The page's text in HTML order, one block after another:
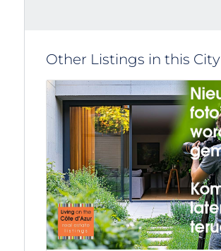
Other Listings in this City